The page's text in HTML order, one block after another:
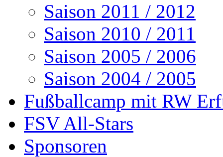
Saison 2011 / 2012
Saison 2010 / 2011
Saison 2005 / 2006
Saison 2004 / 2005
Fußballcamp mit RW
FSV All-Stars
Sponsoren